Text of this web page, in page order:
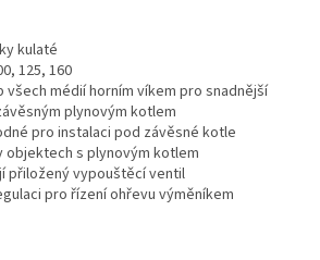
kulaté
125, 160
všech médií horním víkem pro snadnější
plynovým kotlem
pro instalaci pod závěsné kotle
objektech s plynovým kotlem
přiložený vypouštěcí ventil
pro řízení ohřevu výměníkem